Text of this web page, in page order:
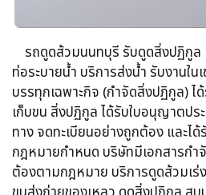
รถดูดส้วม​นนทบุรี รับดูดสิ่งปฏิกูล​
ท่อระบายน้ำ​ บริการส่งน้ำ รับงานใ
บรรทุกเฉพาะกิจ​ (กำจัดสิ่งปฏิกูล)​ ไ
เก็บขน​ สิ่งปฏิกูล ได้รับใบอนุญาตปร
ทาง จดทะเบียนอย่างถูกต้อง​ และไ
กฎหมายกำหนด บริษัทมีเอกสารกำ
ต้องตามกฎหมาย บริการดูดส้วมเร่